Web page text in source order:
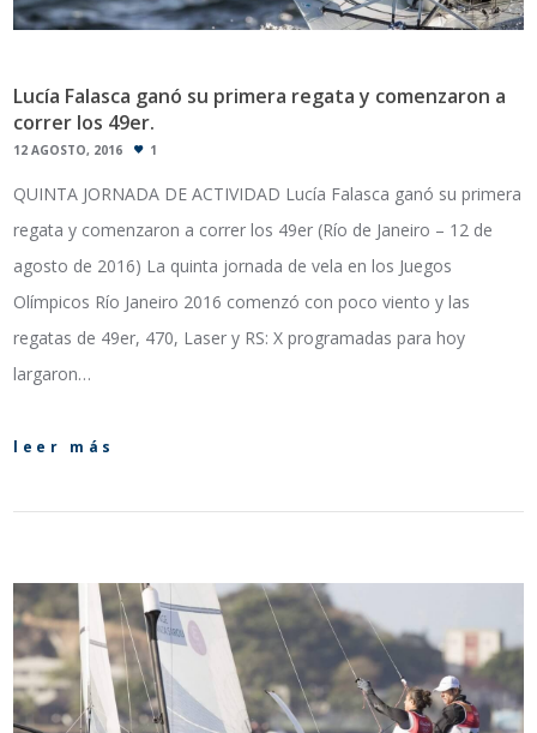
Lucía Falasca ganó su primera regata y comenzaron a
correr los 49er.
12 AGOSTO, 2016 1
QUINTA JORNADA DE ACTIVIDAD Lucía Falasca ganó su primera
regata y comenzaron a correr los 49er (Río de Janeiro – 12 de
agosto de 2016) La quinta jornada de vela en los Juegos
Olímpicos Río Janeiro 2016 comenzó con poco viento y las
regatas de 49er, 470, Laser y RS: X programadas para hoy
largaron…
leer más